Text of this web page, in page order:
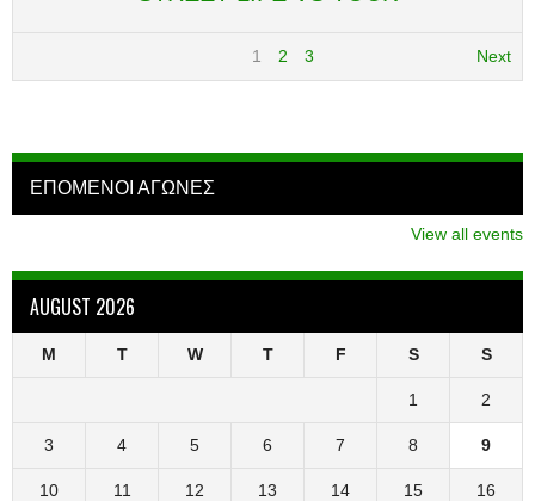
1 2 3 Next
ΕΠΟΜΕΝΟΙ ΑΓΩΝΕΣ
View all events
AUGUST 2026
M T W T F S S
1 2
3 4 5 6 7 8 9
10 11 12 13 14 15 16